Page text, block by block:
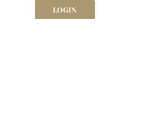
LOGIN